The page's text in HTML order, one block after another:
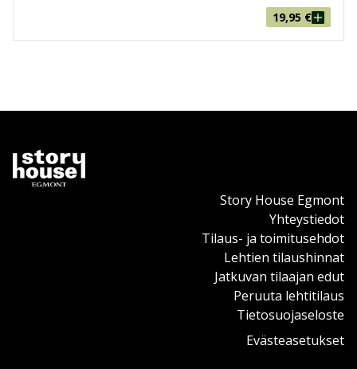
19,95 €
Story House Egmont
Yhteystiedot
Tilaus- ja toimitusehdot
Lehtien tilaushinnat
Jatkuvan tilaajan edut
Peruuta lehtitilaus
Tietosuojaseloste
Evästeasetukset